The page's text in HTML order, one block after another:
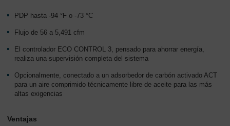
PDP hasta -94 °F o -73 °C
Flujo de 56 a 5,491 cfm
El controlador ECO CONTROL 3, pensado para ahorrar energía,
realiza una supervisión completa del sistema
Opcionalmente, conectado a un adsorbedor de carbón activado ACT
para un aire comprimido técnicamente libre de aceite para las más
altas exigencias
Ventajas